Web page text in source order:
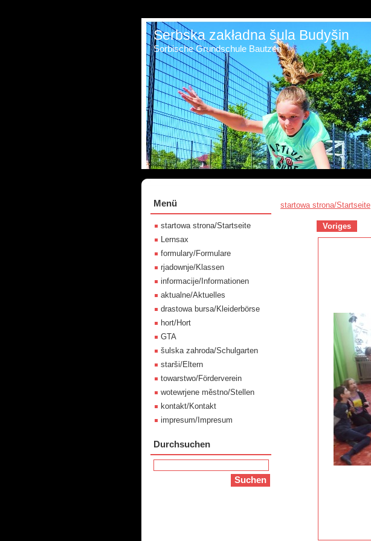
Serbska zakładna šula Budyšin
Sorbische Grundschule Bautzen
startowa strona/Startseite
Voriges
Menü
startowa strona/Startseite
Lernsax
formulary/Formulare
rjadownje/Klassen
informacije/Informationen
aktualne/Aktuelles
drastowa bursa/Kleiderbörse
hort/Hort
GTA
šulska zahroda/Schulgarten
starši/Eltern
towarstwo/Förderverein
wotewrjene městno/Stellen
kontakt/Kontakt
impresum/Impresum
Durchsuchen